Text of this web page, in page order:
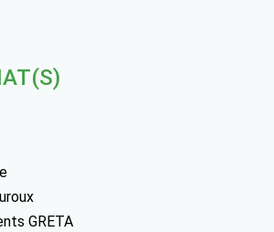
GRETA